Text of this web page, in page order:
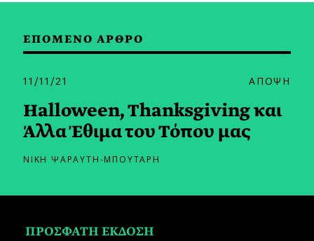
ΕΠΟΜΕΝΟ ΑΡΘΡΟ
11/11/21 ΑΠΟΨΗ
Halloween, Thanksgiving και
Άλλα Έθιμα του Τόπου μας
ΝΙΚΗ ΨΑΡΑΥΤΗ-ΜΠΟΥΤΑΡΗ
ΠΡΟΣΦΑΤΗ ΕΚΔΟΣΗ